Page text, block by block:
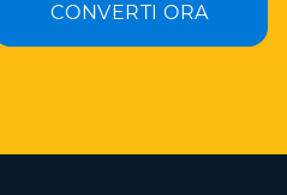
CONVERTI ORA